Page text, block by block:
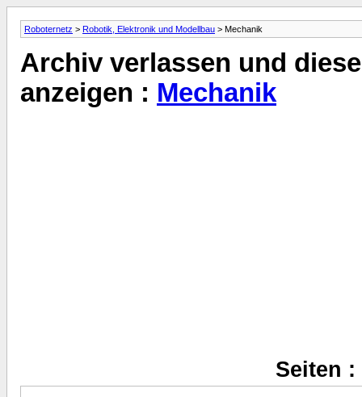
Roboternetz > Robotik, Elektronik und Modellbau > Mechanik
Archiv verlassen und
anzeigen : Mechanik
Seiten :